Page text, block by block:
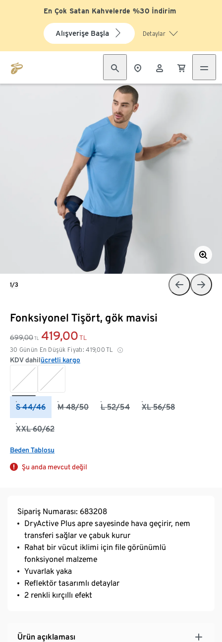
En Çok Satan Kahvelerde %30 İndirim
Alışverişe Başla Detaylar
Fonksiyonel Tişört, gök mavisi
699,00 TL 419,00 TL
30 Günün En Düşük Fiyatı: 419,00 TL
KDV dahilücretli kargo
S 44/46 M 48/50 L 52/54 XL 56/58
XXL 60/62
Beden Tablosu
Şu anda mevcut değil
1/3
Sipariş Numarası: 683208
DryActive Plus apre sayesinde hava geçirir, nem
transferi sağlar ve çabuk kurur
Rahat bir vücut iklimi için file görünümlü
fonksiyonel malzeme
Yuvarlak yaka
Reflektör tasarımlı detaylar
2 renkli kırçıllı efekt
Ürün açıklaması